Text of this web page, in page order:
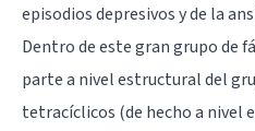
episodios depresivos y de la
Dentro de este gran grupo de
parte a nivel estructural del
tetracíclicos (de hecho a nivel